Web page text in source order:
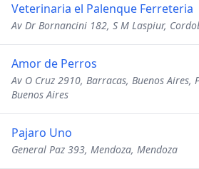
Veterinaria el Palenque Ferreteria
Av Dr Bornancini 182, S M Laspiur,
Amor de Perros
Av O Cruz 2910, Barracas, Buenos Aires,
Buenos Aires
Pajaro Uno
General Paz 393, Mendoza, Mendoza